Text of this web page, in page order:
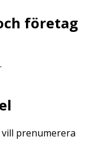
företag
prenumerera